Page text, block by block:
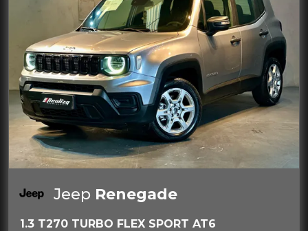
Jeep Renegade
1.3 T270 TURBO FLEX SPORT AT6